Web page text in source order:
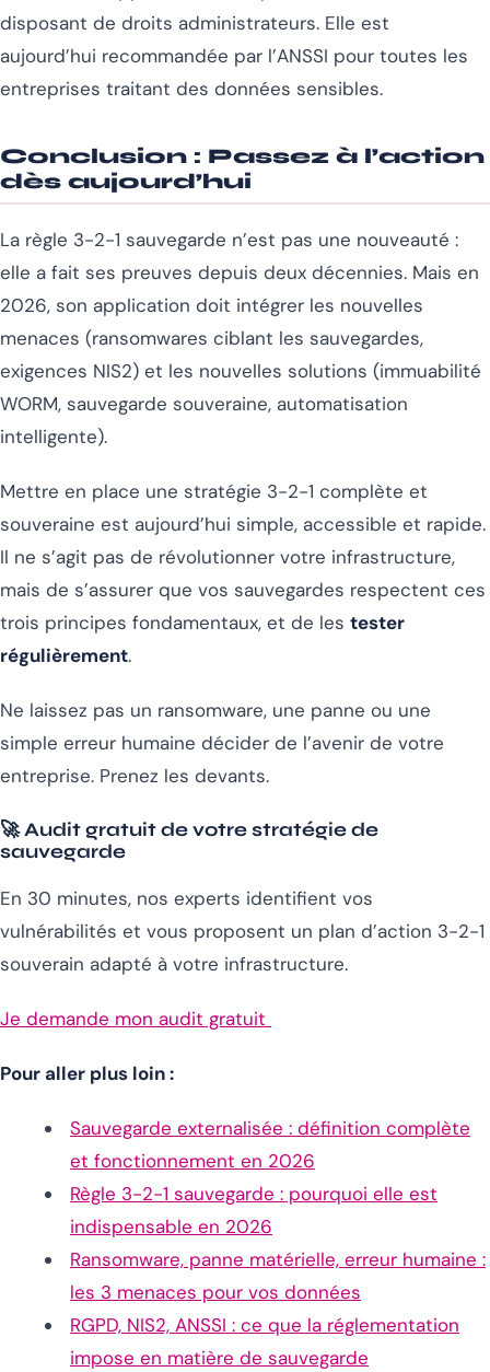
disposant de droits administrateurs. Elle est
aujourd’hui recommandée par l’ANSSI pour toutes les
entreprises traitant des données sensibles.
Conclusion : Passez à l’action
dès aujourd’hui
La règle 3-2-1 sauvegarde n’est pas une nouveauté :
elle a fait ses preuves depuis deux décennies. Mais en
2026, son application doit intégrer les nouvelles
menaces (ransomwares ciblant les sauvegardes,
exigences NIS2) et les nouvelles solutions (immuabilité
WORM, sauvegarde souveraine, automatisation
intelligente).
Mettre en place une stratégie 3-2-1 complète et
souveraine est aujourd’hui simple, accessible et rapide.
Il ne s’agit pas de révolutionner votre infrastructure,
mais de s’assurer que vos sauvegardes respectent ces
trois principes fondamentaux, et de les tester
régulièrement.
Ne laissez pas un ransomware, une panne ou une
simple erreur humaine décider de l’avenir de votre
entreprise. Prenez les devants.
🚀 Audit gratuit de votre stratégie de
sauvegarde
En 30 minutes, nos experts identifient vos
vulnérabilités et vous proposent un plan d’action 3-2-1
souverain adapté à votre infrastructure.
Je demande mon audit gratuit
Pour aller plus loin :
Sauvegarde externalisée : définition complète
et fonctionnement en 2026
Règle 3-2-1 sauvegarde : pourquoi elle est
indispensable en 2026
Ransomware, panne matérielle, erreur humaine :
les 3 menaces pour vos données
RGPD, NIS2, ANSSI : ce que la réglementation
impose en matière de sauvegarde